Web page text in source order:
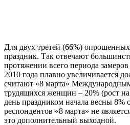
Для двух третей (66%)
праздник. Так отвечают
протяжении всего периода
2010 года плавно увеличивается
считают «8 марта»
трудящихся женщин – 20% (рост
день праздником начала весны
респондентов «8 марта» не
это дополнительный выходной.